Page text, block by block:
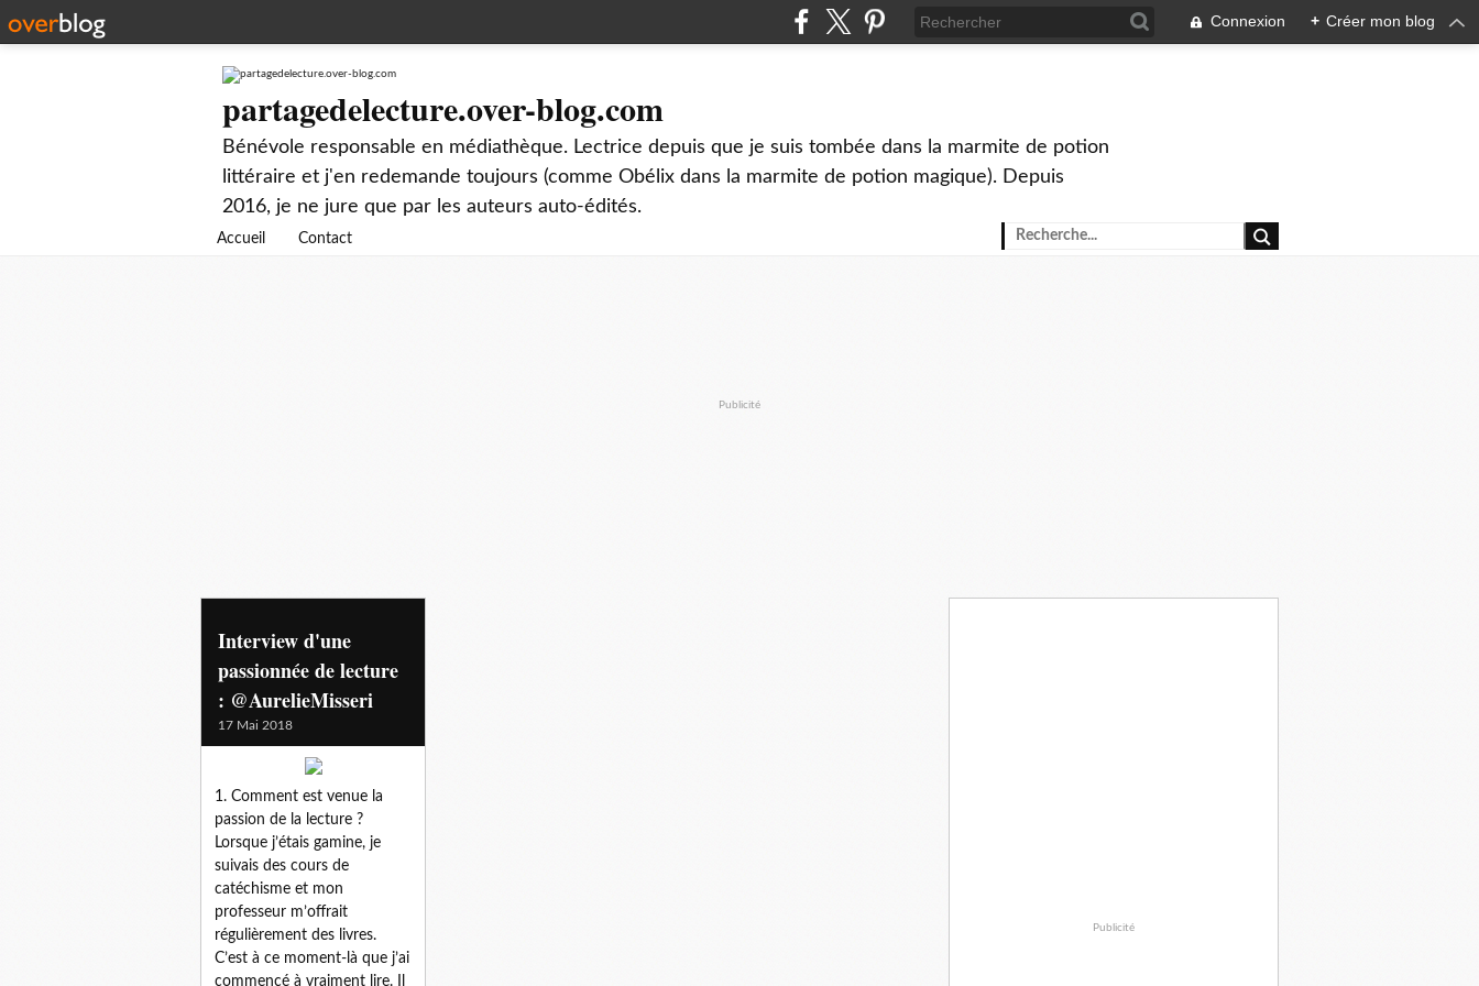
Connexion + Créer mon blog
partagedelecture.over-blog.com
Bénévole responsable en médiathèque. Lectrice depuis que je suis tombée dans la marmite de potion
littéraire et j'en redemande toujours (comme Obélix dans la marmite de potion magique). Depuis
2016, je ne jure que par les auteurs auto-édités.
Accueil Contact
Publicité
@aureliemisseri
Interview d'une
passionnée de lecture
: @AurelieMisseri
17 Mai 2018
1. Comment est venue la
passion de la lecture ?
Lorsque j’étais gamine, je
suivais des cours de
catéchisme et mon
professeur m’offrait
régulièrement des livres.
C’est à ce moment-là que j’ai
commencé à vraiment lire. Il
Publicité